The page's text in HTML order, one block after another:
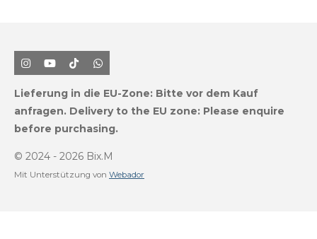
I
n
t
a
r
m
Y
o
T
u
e
T
i
k
T
o
W
h
t
s
p
Lieferung in die EU-Zone: Bitte vor dem Kauf
anfragen. Delivery to the EU zone: Please enquire
before purchasing.
© 2024 - 2026 Bix.M
Mit Unterstützung von Webador